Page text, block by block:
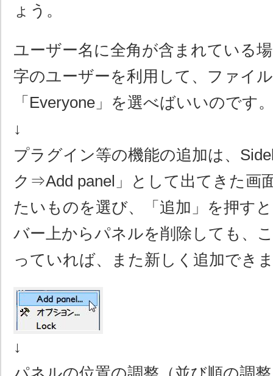
ょう。
ユーザー名に全角が含まれている
字のユーザーを利用して、ファイ
「Everyone」を選べばいいのです
↓
プラグイン等の機能の追加は、
ク⇒Add panel」として出てきた画
たいものを選び、「追加」を押す
バー上からパネルを削除しても、
っていれば、また新しく追加でき
↓